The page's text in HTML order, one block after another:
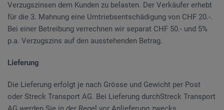
Verzugszinsen dem Kunden zu belasten. Der Verkäufer erhebt
für die 3. Mahnung eine Umtriebsentschädigung von CHF 20.-.
Bei einer Betreibung verrechnen wir separat CHF 50.- und 5%
p.a. Verzugszins auf den ausstehenden Betrag.
Lieferung
Die Lieferung erfolgt je nach Grösse und Gewicht per Post
oder Streck Transport AG. Bei Lieferung durchStreck Transport